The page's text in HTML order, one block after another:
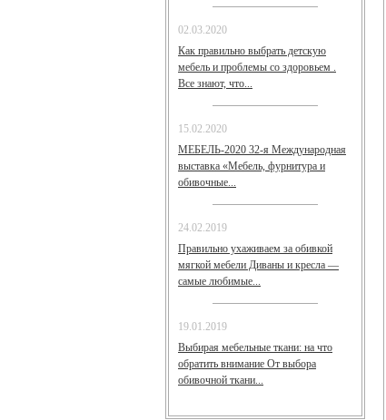
02.03.2020
Как правильно выбрать детскую
мебель и проблемы со здоровьем .
Все знают, что...
15.02.2020
МЕБЕЛЬ-2020 32-я Международная
выставка «Мебель, фурнитура и
обивочные...
24.02.2019
Правильно ухаживаем за обивкой
мягкой мебели Диваны и кресла —
самые любимые...
19.01.2019
Выбирая мебельные ткани: на что
обратить внимание От выбора
обивочной ткани...